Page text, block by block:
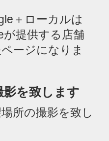
＋ローカルは
が提供する店舗
ージになりま
影を致します
所の撮影を致し